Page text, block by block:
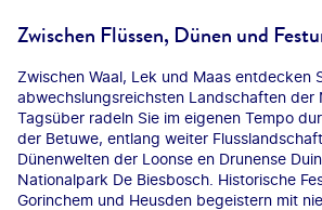
Zwischen Flüssen, Dünen und
Zwischen Waal, Lek und Maas entdecken
abwechslungsreichsten Landschaften der
Tagsüber radeln Sie im eigenen Tempo
der Betuwe, entlang weiter
Dünenwelten der Loonse en Drunense
Nationalpark De Biesbosch. Historische
Gorinchem und Heusden begeistern mit